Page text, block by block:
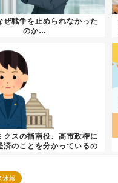
ぜ戦争を止められなかった
のか…
クスの指南役、高市政権に
済のことを分かっているの
速報